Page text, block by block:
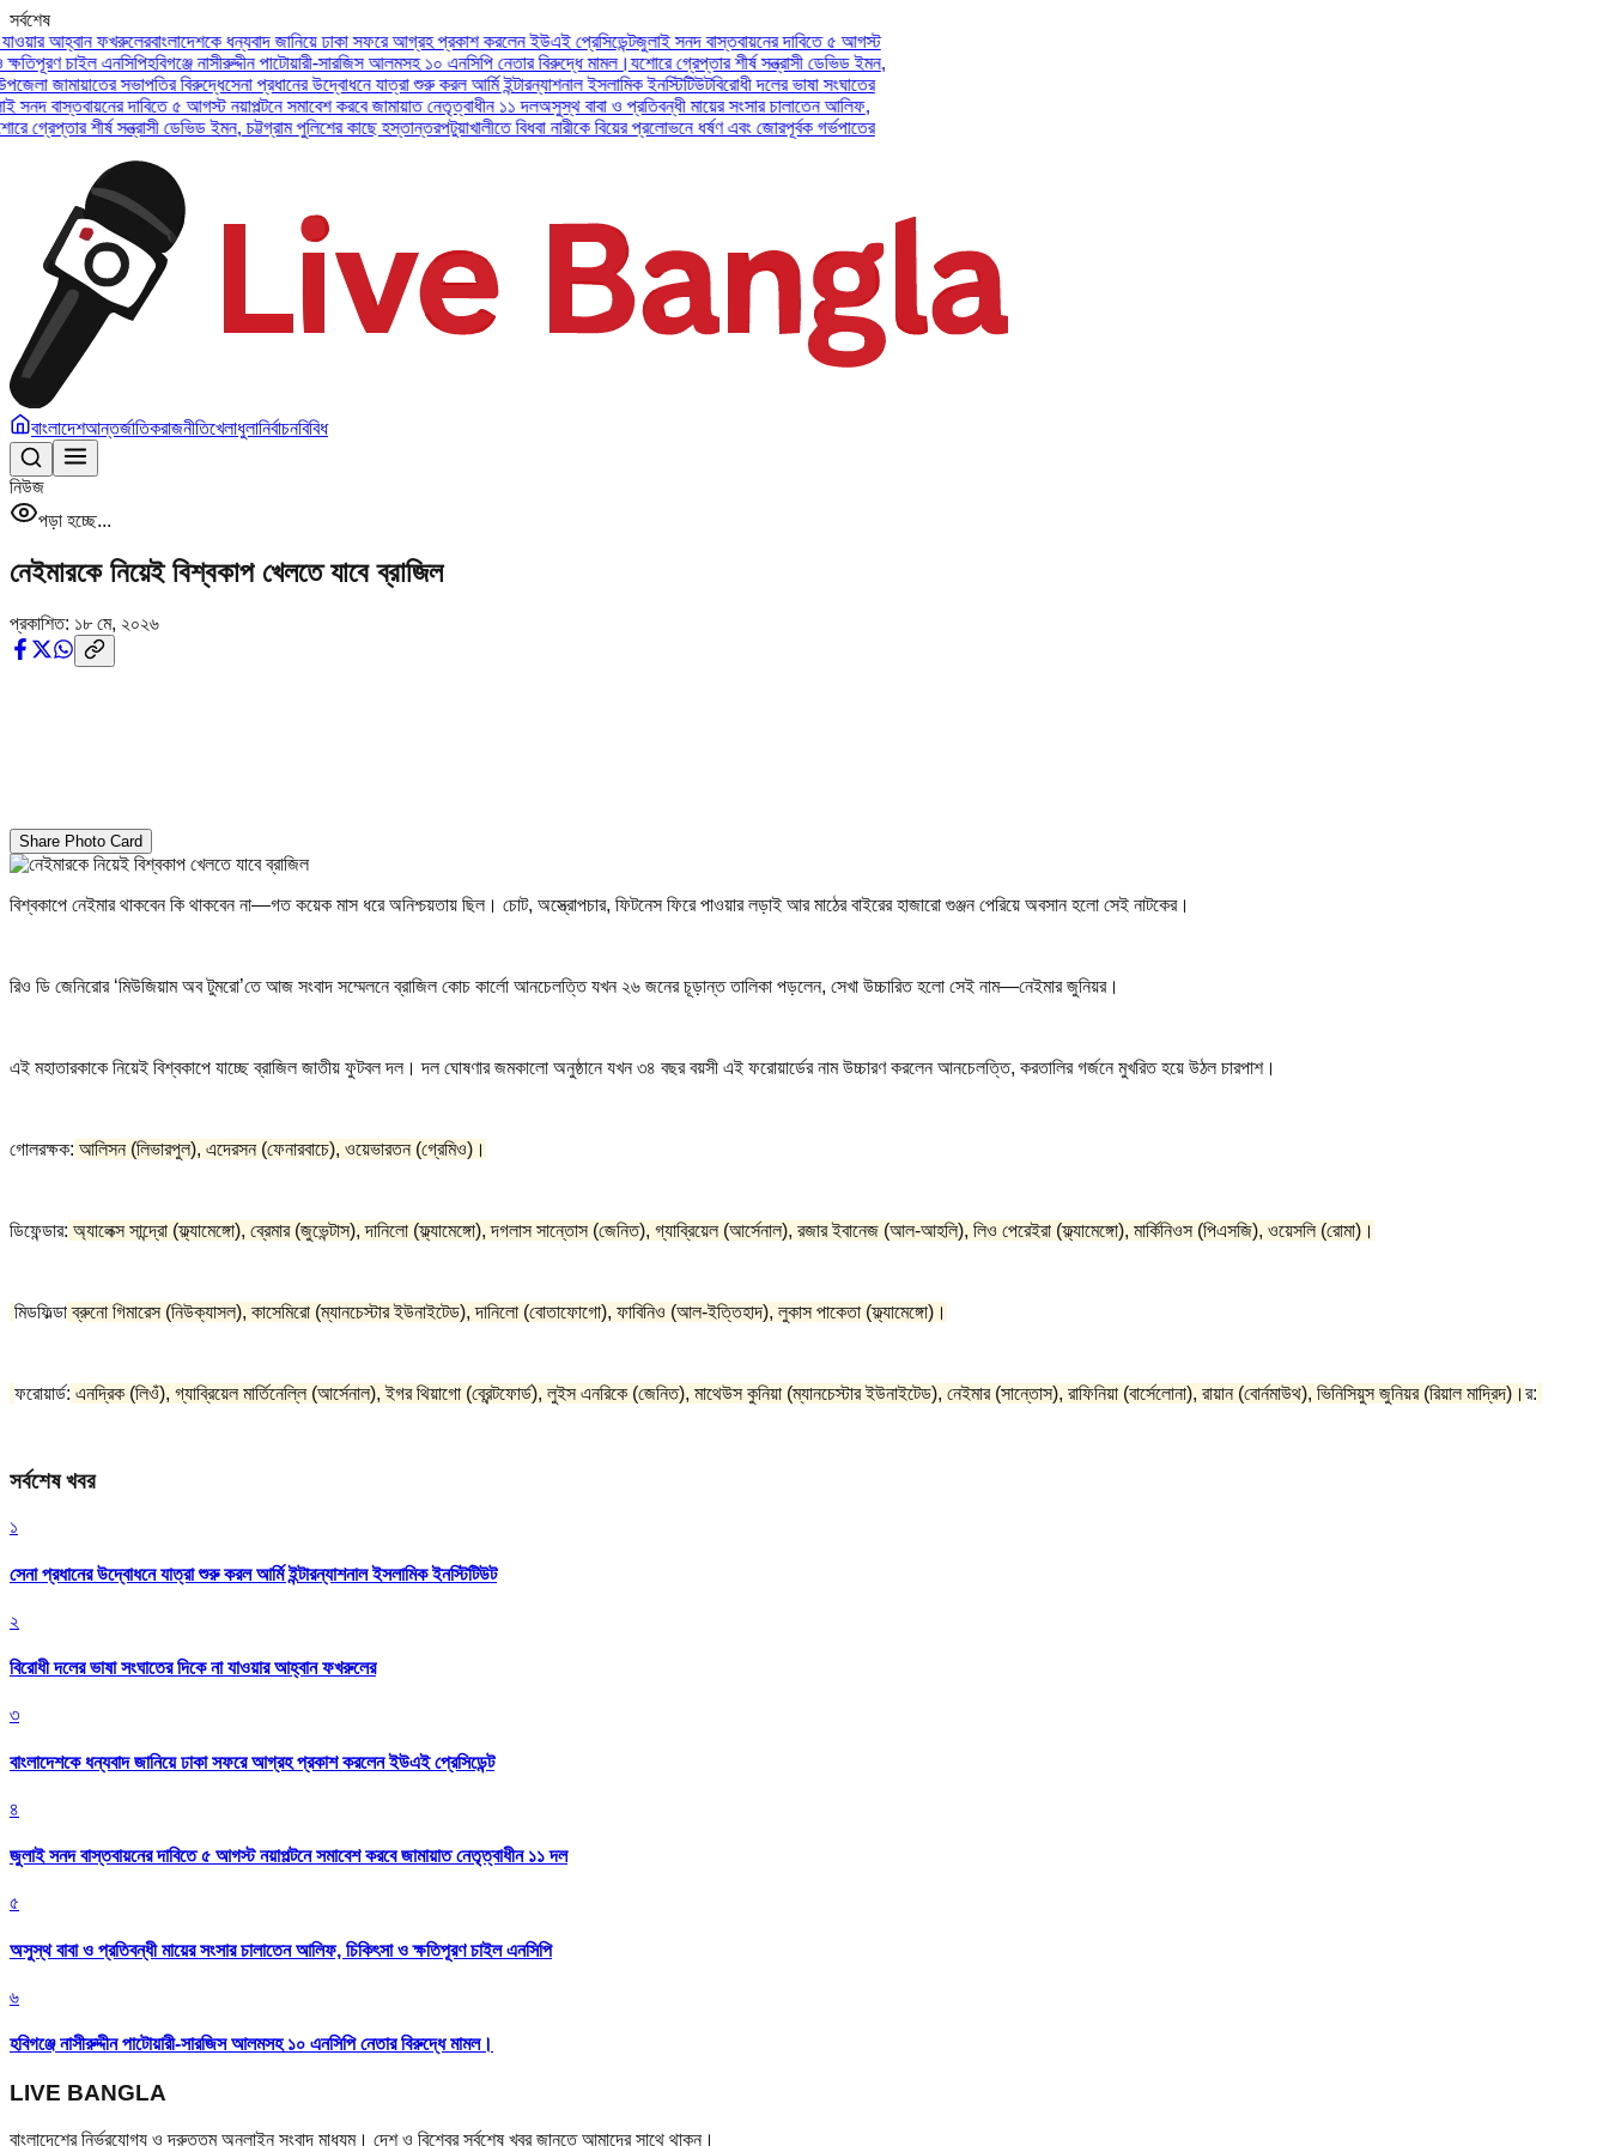
সর্বশেষ
ফখরুলেরবাংলাদেশকে ধন্যবাদ জানিয়ে ঢাকা সফরে আগ্রহ প্রকাশ করলেন ইউএই প্রেসিডেন্টজুলাই সনদ বাস্তবায়নের দাবিতে ৫ আগস্ট
এনসিপিহবিগঞ্জে নাসীরুদ্দীন পাটোয়ারী-সারজিস আলমসহ ১০ এনসিপি নেতার বিরুদ্ধে মামল।যশোরে গ্রেপ্তার শীর্ষ সন্ত্রাসী ডেভিড ইমন,
সভাপতির বিরুদ্ধেসেনা প্রধানের উদ্বোধনে যাত্রা শুরু করল আর্মি ইন্টারন্যাশনাল ইসলামিক ইনস্টিটিউটবিরোধী দলের ভাষা সংঘাতের
দাবিতে ৫ আগস্ট নয়াপল্টনে সমাবেশ করবে জামায়াত নেতৃত্বাধীন ১১ দলঅসুস্থ বাবা ও প্রতিবন্ধী মায়ের সংসার চালাতেন আলিফ,
শীর্ষ সন্ত্রাসী ডেভিড ইমন, চট্টগ্রাম পুলিশের কাছে হস্তান্তরপটুয়াখালীতে বিধবা নারীকে বিয়ের প্রলোভনে ধর্ষণ এবং জোরপূর্বক গর্ভপাতের
বাংলাদেশআন্তর্জাতিকরাজনীতিখেলাধুলানির্বাচনবিবিধ
নিউজ
পড়া হচ্ছে...
নেইমারকে নিয়েই বিশ্বকাপ খেলতে যাবে ব্রাজিল
প্রকাশিত: ১৮ মে, ২০২৬
Share Photo Card
বিশ্বকাপে নেইমার থাকবেন কি থাকবেন না—গত কয়েক মাস ধরে অনিশ্চয়তায় ছিল। চোট, অস্ত্রোপচার, ফিটনেস ফিরে পাওয়ার লড়াই আর মাঠের বাইরের হাজারো গুঞ্জন পেরিয়ে অবসান হলো সেই নাটকের।
রিও ডি জেনিরোর ‘মিউজিয়াম অব টুমরো’তে আজ সংবাদ সম্মেলনে ব্রাজিল কোচ কার্লো আনচেলত্তি যখন ২৬ জনের চূড়ান্ত তালিকা পড়লেন, সেখা উচ্চারিত হলো সেই নাম—নেইমার জুনিয়র।
এই মহাতারকাকে নিয়েই বিশ্বকাপে যাচ্ছে ব্রাজিল জাতীয় ফুটবল দল। দল ঘোষণার জমকালো অনুষ্ঠানে যখন ৩৪ বছর বয়সী এই ফরোয়ার্ডের নাম উচ্চারণ করলেন আনচেলত্তি, করতালির গর্জনে মুখরিত হয়ে উঠল চারপাশ।
গোলরক্ষক: আলিসন (লিভারপুল), এদেরসন (ফেনারবাচে), ওয়েভারতন (গ্রেমিও)।
ডিফেন্ডার: অ্যালেক্স সান্দ্রো (ফ্ল্যামেঙ্গো), ব্রেমার (জুভেন্টাস), দানিলো (ফ্ল্যামেঙ্গো), দগলাস সান্তোস (জেনিত), গ্যাব্রিয়েল (আর্সেনাল), রজার ইবানেজ (আল-আহলি), লিও পেরেইরা (ফ্ল্যামেঙ্গো), মার্কিনিওস (পিএসজি), ওয়েসলি (রোমা)।
মিডফিল্ডাব্রুনো গিমারেস (নিউক্যাসল), কাসেমিরো (ম্যানচেস্টার ইউনাইটেড), দানিলো (বোতাফোগো), ফাবিনিও (আল-ইত্তিহাদ), লুকাস পাকেতা (ফ্ল্যামেঙ্গো)।
ফরোয়ার্ড: এনদ্রিক (লিওঁ), গ্যাব্রিয়েল মার্তিনেল্লি (আর্সেনাল), ইগর থিয়াগো (ব্রেন্টফোর্ড), লুইস এনরিকে (জেনিত), মাথেউস কুনিয়া (ম্যানচেস্টার ইউনাইটেড), নেইমার (সান্তোস), রাফিনিয়া (বার্সেলোনা), রায়ান (বোর্নমাউথ), ভিনিসিয়ুস জুনিয়র (রিয়াল মাদ্রিদ)। র:
সর্বশেষ খবর
১
সেনা প্রধানের উদ্বোধনে যাত্রা শুরু করল আর্মি ইন্টারন্যাশনাল ইসলামিক ইনস্টিটিউট
২
বিরোধী দলের ভাষা সংঘাতের দিকে না যাওয়ার আহ্বান ফখরুলের
৩
বাংলাদেশকে ধন্যবাদ জানিয়ে ঢাকা সফরে আগ্রহ প্রকাশ করলেন ইউএই প্রেসিডেন্ট
৪
জুলাই সনদ বাস্তবায়নের দাবিতে ৫ আগস্ট নয়াপল্টনে সমাবেশ করবে জামায়াত নেতৃত্বাধীন ১১ দল
৫
অসুস্থ বাবা ও প্রতিবন্ধী মায়ের সংসার চালাতেন আলিফ, চিকিৎসা ও ক্ষতিপূরণ চাইল এনসিপি
৬
হবিগঞ্জে নাসীরুদ্দীন পাটোয়ারী-সারজিস আলমসহ ১০ এনসিপি নেতার বিরুদ্ধে মামল।
LIVE BANGLA
বাংলাদেশের নির্ভরযোগ্য ও দ্রুততম অনলাইন সংবাদ মাধ্যম। দেশ ও বিশ্বের সর্বশেষ খবর জানতে আমাদের সাথে থাকুন।